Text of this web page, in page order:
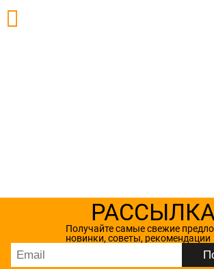
Получайте самые свежие
новинки, советы, рекомендации